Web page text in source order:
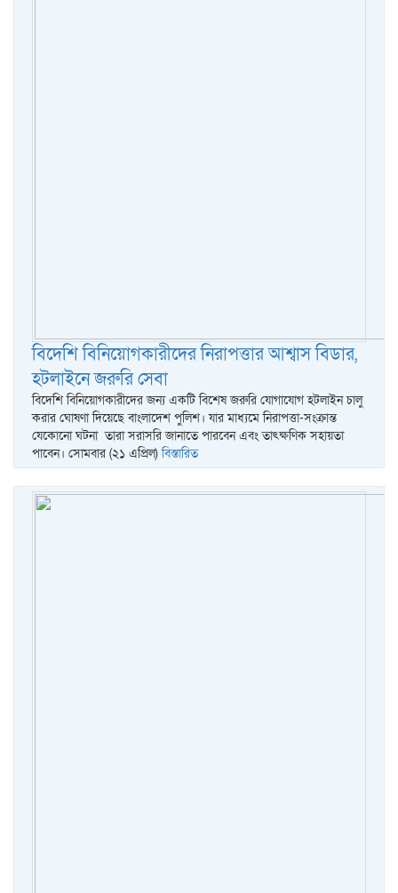
বিদেশি বিনিয়োগকারীদের নিরাপত্তার আশ্বাস বিডার,
হটলাইনে জরুরি সেবা
বিদেশি বিনিয়োগকারীদের জন্য একটি বিশেষ জরুরি যোগাযোগ হটলাইন চালু
করার ঘোষণা দিয়েছে বাংলাদেশ পুলিশ। যার মাধ্যমে নিরাপত্তা-সংক্রান্ত
যেকোনো ঘটনা তারা সরাসরি জানাতে পারবেন এবং তাৎক্ষণিক সহায়তা
পাবেন। সোমবার (২১ এপ্রিল)বিস্তারিত